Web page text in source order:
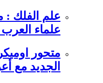
علم الفلك
علماء
متحور
الجديد مع